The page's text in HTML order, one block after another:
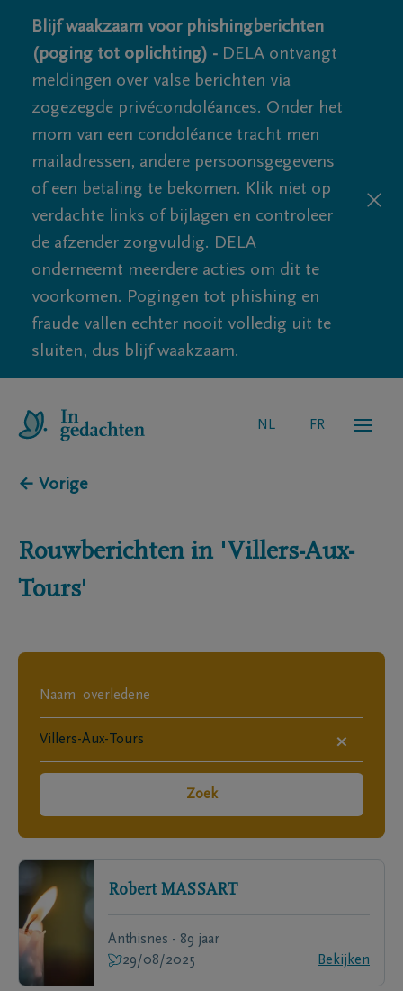
Blijf waakzaam voor phishingberichten
(poging tot oplichting) - DELA ontvangt
meldingen over valse berichten via
zogezegde privécondoléances. Onder het
mom van een condoléance tracht men
mailadressen, andere persoonsgegevens
of een betaling te bekomen. Klik niet op
verdachte links of bijlagen en controleer
de afzender zorgvuldig. DELA
onderneemt meerdere acties om dit te
voorkomen. Pogingen tot phishing en
fraude vallen echter nooit volledig uit te
sluiten, dus blijf waakzaam.
NL FR
← Vorige
Rouwberichten in 'Villers-Aux-
Tours'
×
Zoek
Robert MASSART
Anthisnes - 89 jaar
29/08/2025
Bekijken